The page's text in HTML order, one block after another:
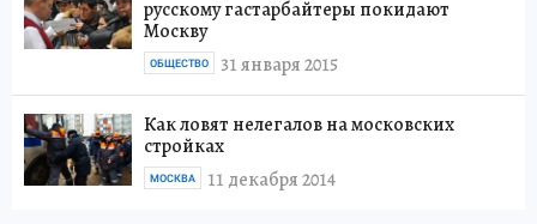
русскому гастарбайтеры покидают
Москву
31 января 2015
ОБЩЕСТВО
Как ловят нелегалов на московских
стройках
11 декабря 2014
МОСКВА